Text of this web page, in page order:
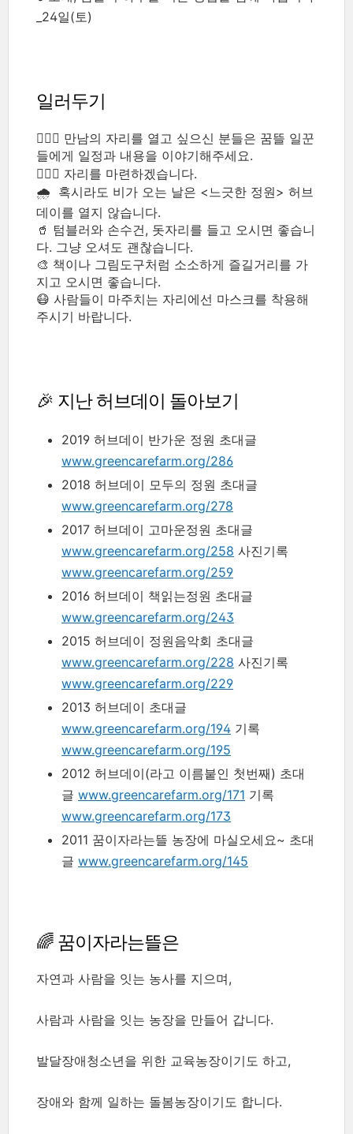
_24일(토)
일러두기
🙋🏻‍♂️ 만남의 자리를 열고 싶으신 분들은 꿈뜰 일꾼
들에게 일정과 내용을 이야기해주세요.
🙋🏻‍♀️ 자리를 마련하겠습니다.
🌧 혹시라도 비가 오는 날은 <느긋한 정원> 허브
데이를 열지 않습니다.
🥤 텀블러와 손수건, 돗자리를 들고 오시면 좋습니
다. 그냥 오셔도 괜찮습니다.
🎨 책이나 그림도구처럼 소소하게 즐길거리를 가
지고 오시면 좋습니다.
😷 사람들이 마주치는 자리에선 마스크를 착용해
주시기 바랍니다.
🎉 지난 허브데이 돌아보기
2019 허브데이 반가운 정원 초대글
www.greencarefarm.org/286
2018 허브데이 모두의 정원 초대글
www.greencarefarm.org/278
2017 허브데이 고마운정원 초대글
www.greencarefarm.org/258 사진기록
www.greencarefarm.org/259
2016 허브데이 책읽는정원 초대글
www.greencarefarm.org/243
2015 허브데이 정원음악회 초대글
www.greencarefarm.org/228 사진기록
www.greencarefarm.org/229
2013 허브데이 초대글
www.greencarefarm.org/194 기록
www.greencarefarm.org/195
2012 허브데이(라고 이름붙인 첫번째) 초대
글 www.greencarefarm.org/171 기록
www.greencarefarm.org/173
2011 꿈이자라는뜰 농장에 마실오세요~ 초대
글 www.greencarefarm.org/145
🌈 꿈이자라는뜰은
자연과 사람을 잇는 농사를 지으며,
사람과 사람을 잇는 농장을 만들어 갑니다.
발달장애청소년을 위한 교육농장이기도 하고,
장애와 함께 일하는 돌봄농장이기도 합니다.